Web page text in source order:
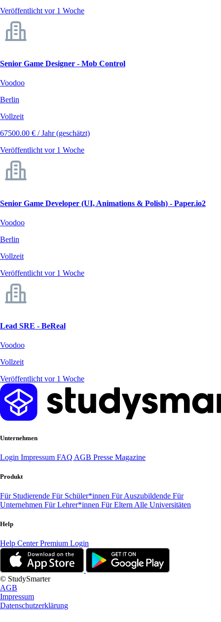
Veröffentlicht vor 1 Woche
Senior Game Designer - Mob Control
Voodoo
Berlin
Vollzeit
67500.00 € / Jahr (geschätzt)
Veröffentlicht vor 1 Woche
Senior Game Developer (UI, Animations & Polish) - Paper.io2
Voodoo
Berlin
Vollzeit
Veröffentlicht vor 1 Woche
Lead SRE - BeReal
Voodoo
Vollzeit
Veröffentlicht vor 1 Woche
Unternehmen
Login Impressum FAQ AGB Presse Magazine
Produkt
Für Studierende Für Schüler*innen Für Auszubildende Für
Unternehmen Für Lehrer*innen Für Eltern Alle Universitäten
Help
Help CenterPremium Login
© StudySmarter
AGB
Impressum
Datenschutzerklärung